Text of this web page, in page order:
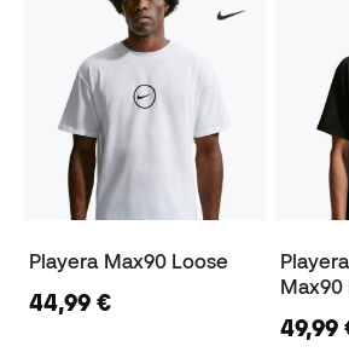
Playera Max90 Loose
44,99 €
Max90
49,99